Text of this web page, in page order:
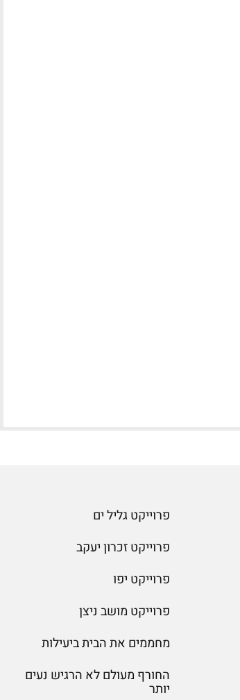
פרוייקט גליל ים
פרוייקט זכרון יעקב
פרוייקט יפו
פרוייקט מושב ניצן
מחממים את הבית ביעילות
החורף מעולם לא הרגיש נעים
יותר